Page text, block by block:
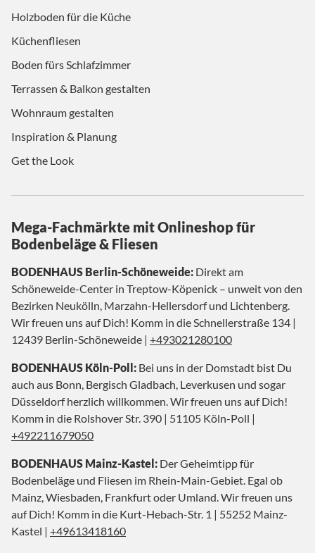
Holzboden für die Küche
Küchenfliesen
Boden fürs Schlafzimmer
Terrassen & Balkon gestalten
Wohnraum gestalten
Inspiration & Planung
Get the Look
Mega-Fachmärkte mit Onlineshop für
Bodenbeläge & Fliesen
BODENHAUS Berlin-Schöneweide: Direkt am
Schöneweide-Center in Treptow-Köpenick – unweit von den
Bezirken Neukölln, Marzahn-Hellersdorf und Lichtenberg.
Wir freuen uns auf Dich! Komm in die Schnellerstraße 134 |
12439 Berlin-Schöneweide | +493021280100
BODENHAUS Köln-Poll: Bei uns in der Domstadt bist Du
auch aus Bonn, Bergisch Gladbach, Leverkusen und sogar
Düsseldorf herzlich willkommen. Wir freuen uns auf Dich!
Komm in die Rolshover Str. 390 | 51105 Köln-Poll |
+492211679050
BODENHAUS Mainz-Kastel: Der Geheimtipp für
Bodenbeläge und Fliesen im Rhein-Main-Gebiet. Egal ob
Mainz, Wiesbaden, Frankfurt oder Umland. Wir freuen uns
auf Dich! Komm in die Kurt-Hebach-Str. 1 | 55252 Mainz-
Kastel | +49613418160